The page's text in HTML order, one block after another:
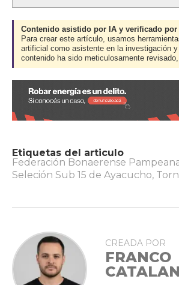
Contenido asistido por IA y verificado por
Para crear este artículo, usamos
artificial como asistente en la investigación y
contenido ha sido meticulosamente
Etiquetas del articulo
Federación Bonaerense
Seleción Sub 15 de Ayacucho,
CREADA POR
FRANCO